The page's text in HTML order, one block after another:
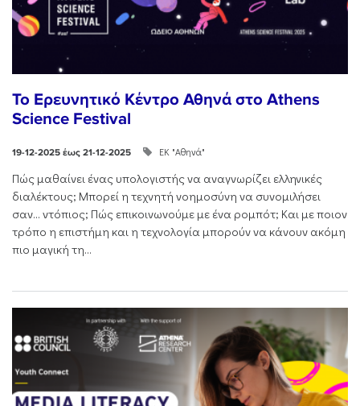
Το Ερευνητικό Κέντρο Αθηνά στο Athens
Science Festival
19-12-2025 έως 21-12-2025 ΕΚ "Αθηνά"
Πώς μαθαίνει ένας υπολογιστής να αναγνωρίζει ελληνικές
διαλέκτους; Μπορεί η τεχνητή νοημοσύνη να συνομιλήσει
σαν… ντόπιος; Πώς επικοινωνούμε με ένα ρομπότ; Και με ποιον
τρόπο η επιστήμη και η τεχνολογία μπορούν να κάνουν ακόμη
πιο μαγική τη...